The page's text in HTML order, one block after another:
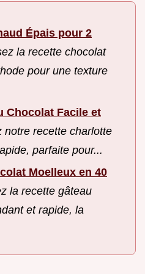
Épais pour 2
la recette chocolat
pour une texture
Chocolat Facile et
notre recette charlotte
parfaite pour...
Moelleux en 40
la recette gâteau
et rapide, la